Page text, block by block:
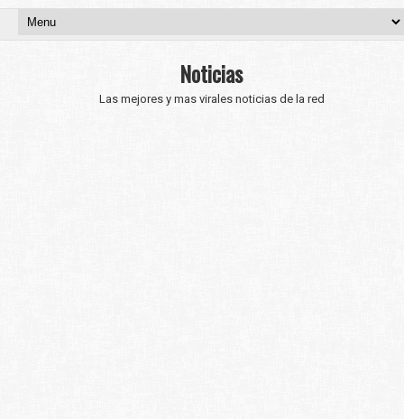
Noticias
Las mejores y mas virales noticias de la red